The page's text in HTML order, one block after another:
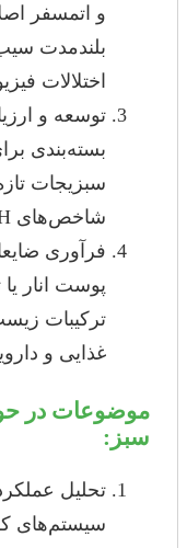
بلندمدت
اختلالات
توسعه و
بسته‌بندی
سبزیجات
شاخص‌های pH یا گازهای فرار.
فرآوری
پوست انار یا
ترکیبات
غذایی و
موضوعات در
سبز:
تحلیل